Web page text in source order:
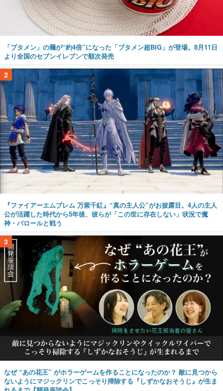
「ブタメン」の麺が“約4倍”になった「ブタメン超BIG」が登場。8月11日
より全国のセブンイレブンで順次発売
2
『ファイアーエムブレム 万紫千紅』“真の主人公”がお披露目。4人の主人
公が活躍した時代から5年後、彼らが「この世に存在しない」状況で魔
神・バロールと戦う
3
なぜ “あの花王” がホラーゲームを作ることになったのか？ 敵に見つから
ないようにマジックリンでこっそり掃除する『しずかなおそうじ』が生ま